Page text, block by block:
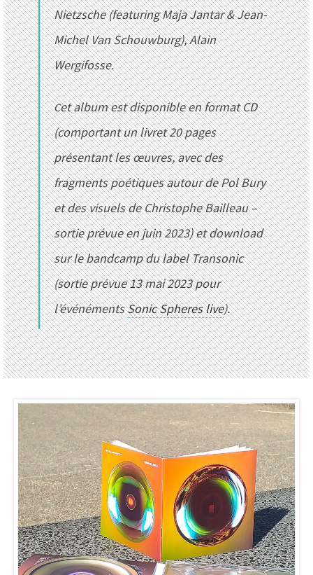
Nietzsche (featuring Maja Jantar & Jean-
Michel Van Schouwburg), Alain
Wergifosse.
Cet album est disponible en format CD
(comportant un livret 20 pages
présentant les œuvres, avec des
fragments poétiques autour de Pol Bury
et des visuels de Christophe Bailleau –
sortie prévue en juin 2023) et download
sur le bandcamp du label Transonic
(sortie prévue 13 mai 2023 pour
l’événémentsSonic Spheres live).